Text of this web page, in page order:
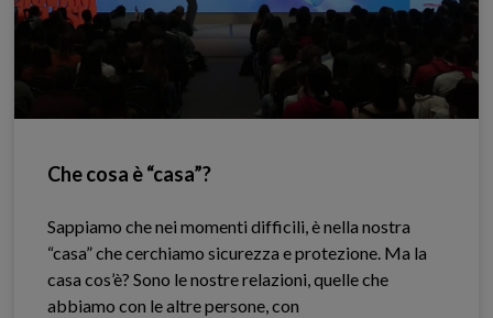
Che cosa è “casa”?
Sappiamo che nei momenti difficili, è nella nostra
“casa” che cerchiamo sicurezza e protezione. Ma la
casa cos’è? Sono le nostre relazioni, quelle che
abbiamo con le altre persone, con